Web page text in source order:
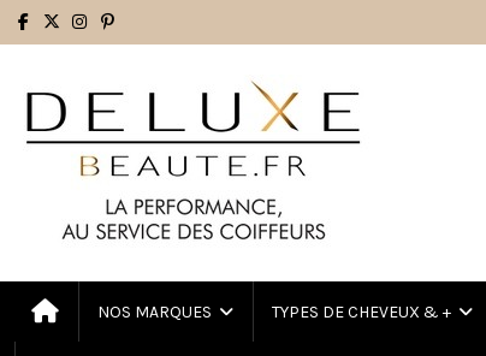
NOS MARQUES TYPES DE CHEVEUX & +